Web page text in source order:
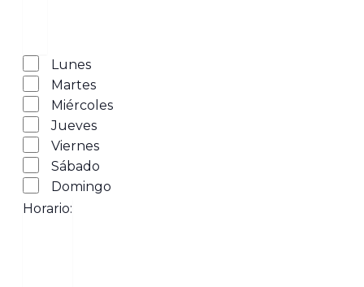
filtroCerrar
filtro
Lunes
Martes
Miércoles
Jueves
Viernes
Sábado
Domingo
Horario: